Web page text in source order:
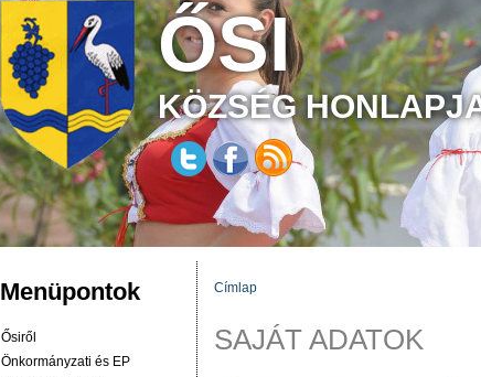
ŐSI
KÖZSÉG
Menüpontok
Ősiről
Önkormányzati és EP
JELENLEGI HELY
Címlap
SAJÁT ADATOK